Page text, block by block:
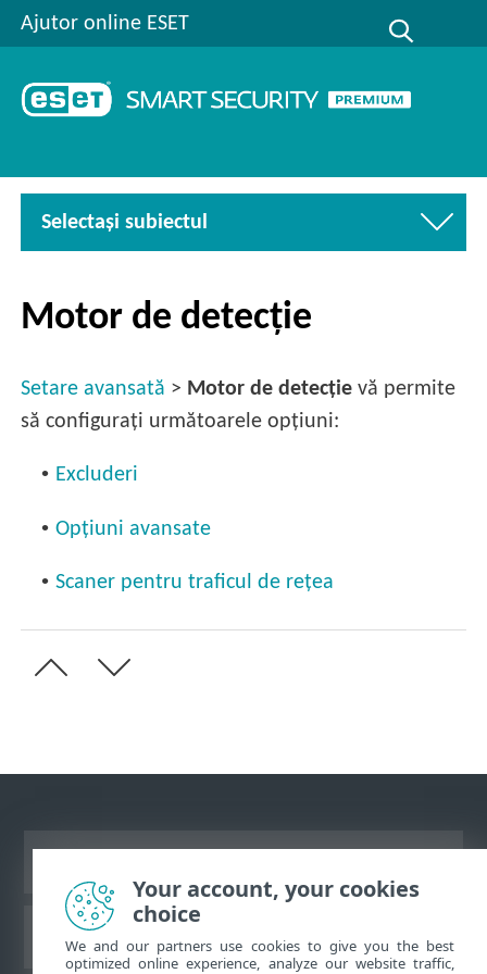
Ajutor online ESET
Selectaşi subiectul
Motor de detecție
Setare avansată > Motor de detecție vă permite
să configurați următoarele opțiuni:
• Excluderi
• Opţiuni avansate
• Scaner pentru traficul de rețea
Baza de cunoştinţe ESET
Your account, your cookies
choice
We and our partners use cookies to give you the best
optimized online experience, analyze our website traffic,